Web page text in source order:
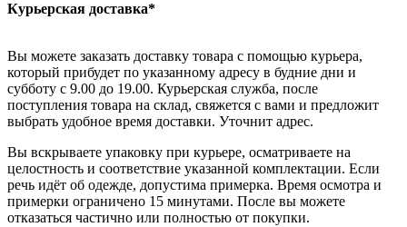
Курьерская доставка*
Вы можете заказать доставку товара с помощью курьера,
который прибудет по указанному адресу в будние дни и
субботу с 9.00 до 19.00. Курьерская служба, после
поступления товара на склад, свяжется с вами и предложит
выбрать удобное время доставки. Уточнит адрес.
Вы вскрываете упаковку при курьере, осматриваете на
целостность и соответствие указанной комплектации. Если
речь идёт об одежде, допустима примерка. Время осмотра и
примерки ограничено 15 минутами. После вы можете
отказаться частично или полностью от покупки.